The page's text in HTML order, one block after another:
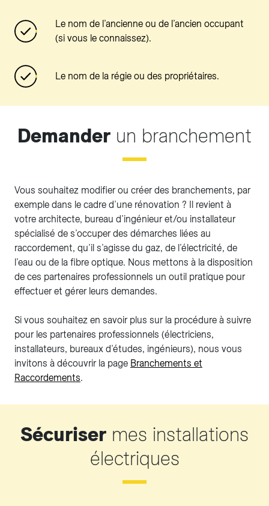
Le nom de l’ancienne ou de l’ancien occupant
(si vous le connaissez).
Le nom de la régie ou des propriétaires.
Demander un branchement
Vous souhaitez modifier ou créer des branchements, par
exemple dans le cadre d’une rénovation ? Il revient à
votre architecte, bureau d’ingénieur et/ou installateur
spécialisé de s’occuper des démarches liées au
raccordement, qu’il s’agisse du gaz, de l’électricité, de
l’eau ou de la fibre optique. Nous mettons à la disposition
de ces partenaires professionnels un outil pratique pour
effectuer et gérer leurs demandes.
Si vous souhaitez en savoir plus sur la procédure à suivre
pour les partenaires professionnels (électriciens,
installateurs, bureaux d’études, ingénieurs), nous vous
invitons à découvrir la page Branchements et
Raccordements.
Sécuriser mes installations
électriques